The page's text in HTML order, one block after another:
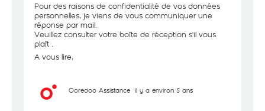
Pour des raisons de confidentialité de vos données
personnelles, je viens de vous communiquer une
réponse par mail.
Veuillez consulter votre boîte de réception s'il vous
plaît .
A vous lire,
Ooredoo Assistance il y a environ 5 ans